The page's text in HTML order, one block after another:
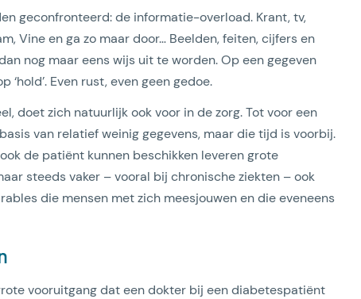
geconfronteerd: de informatie-overload. Krant, tv,
Vine en ga zo maar door… Beelden, feiten, cijfers en
nog maar eens wijs uit te worden. Op een gegeven
Even rust, even geen gedoe.
doet zich natuurlijk ook voor in de zorg. Tot voor een
van relatief weinig gegevens, maar die tijd is voorbij.
de patiënt kunnen beschikken leveren grote
steeds vaker – vooral bij chronische ziekten – ook
die mensen met zich meesjouwen en die eveneens
vooruitgang dat een dokter bij een diabetespatiënt